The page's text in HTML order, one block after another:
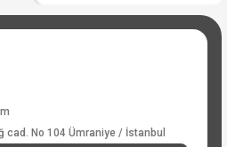
cad. No 104 Ümraniye / İstanbul